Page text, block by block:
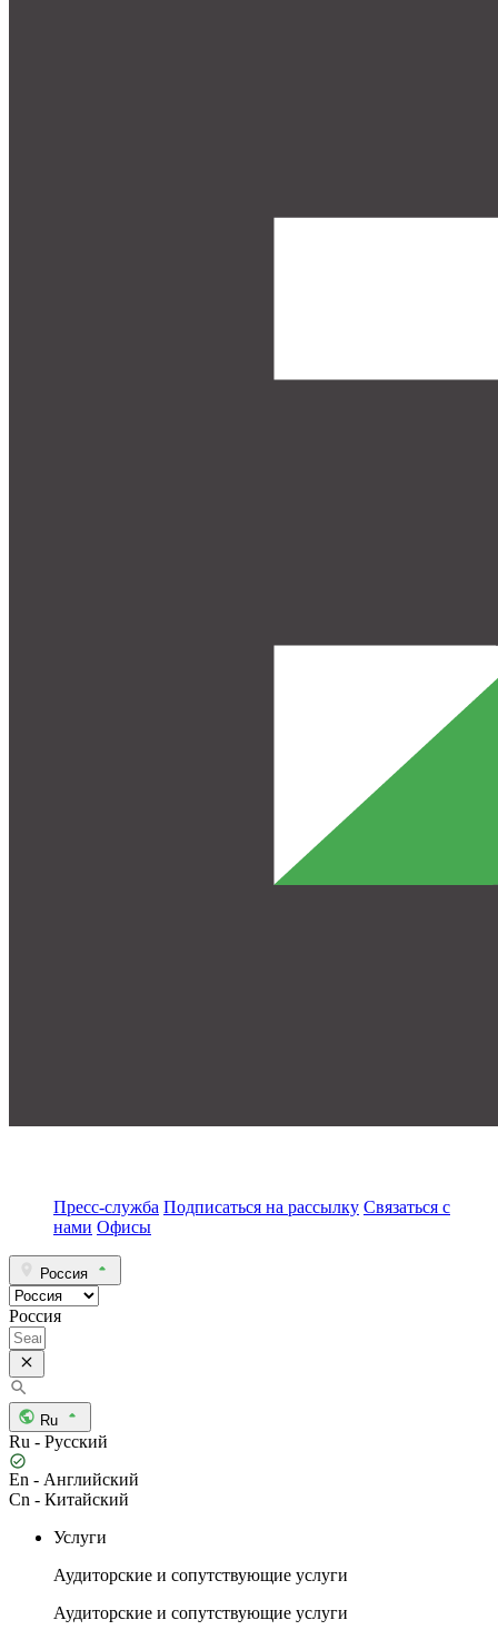
Пресс-служба Подписаться на рассылку Связаться с
нами Офисы
Россия
Россия
Ru
Ru - Русский
En - Английский
Cn - Китайский
Услуги
Аудиторские и сопутствующие услуги
Аудиторские и сопутствующие услуги